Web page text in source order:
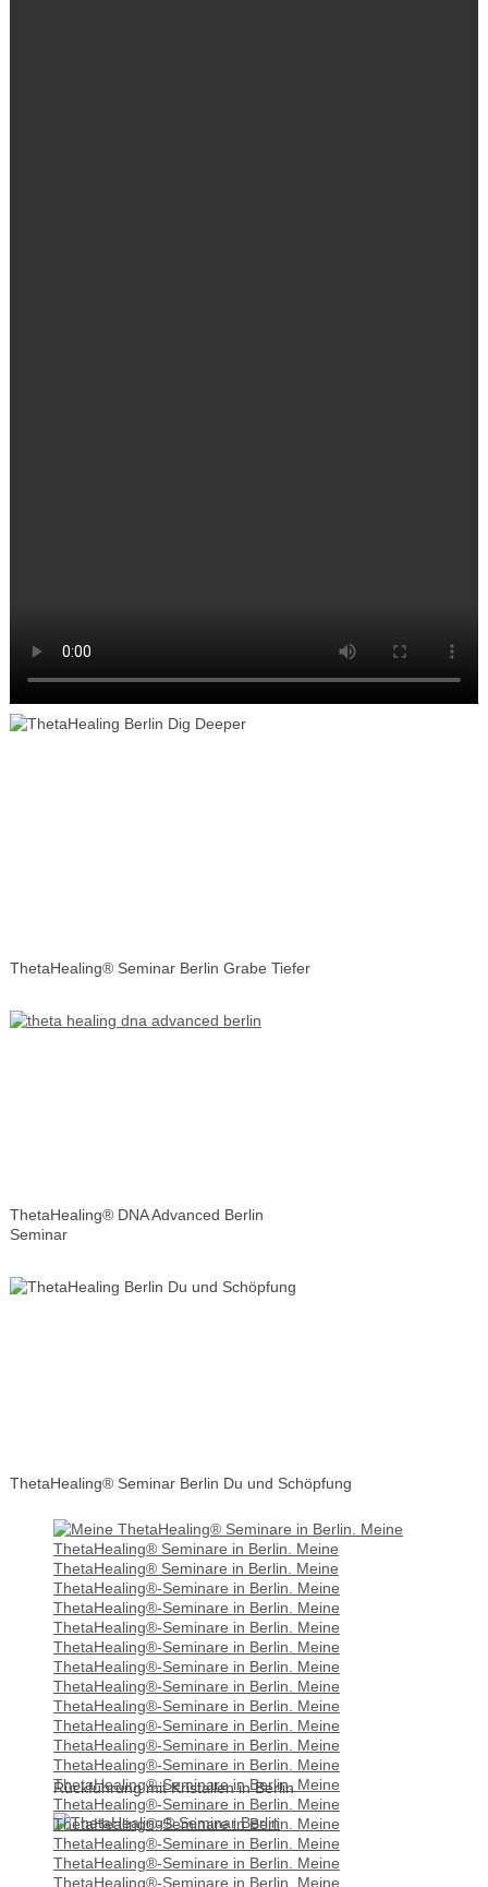
ThetaHealing® Seminar Berlin Grabe Tiefer
ThetaHealing® DNA Advanced Berlin
Seminar
ThetaHealing® Seminar Berlin Du und Schöpfung
Rückführung mit Kristallen in Berlin